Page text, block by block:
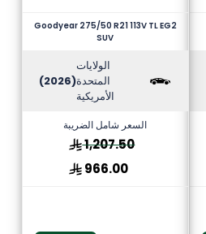
Goodyear 275/50 R21 113V TL EG2
SUV
الولايات
المتحدة
الأمريكية
(2026)
السعر شامل الضريبة
1,207.50
966.00